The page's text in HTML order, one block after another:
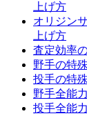
上げ方
オリジン
上げ方
査定効率
野手の特
投手の特
野手全能
投手全能